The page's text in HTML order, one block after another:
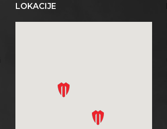
LOKACIJE